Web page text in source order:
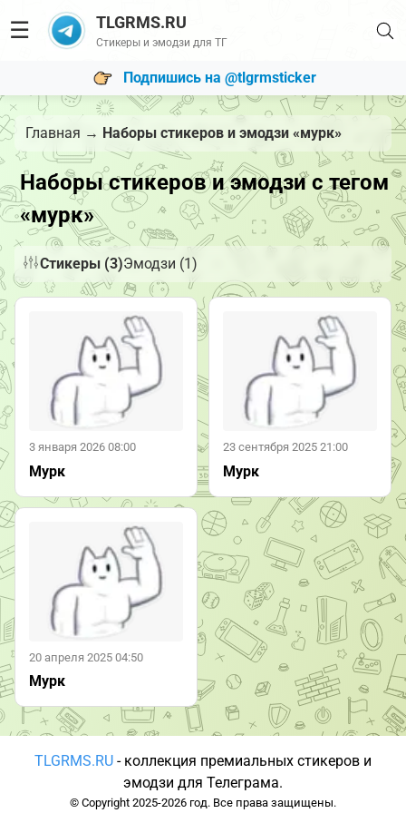
☰ TLGRMS.RU
Стикеры и эмодзи для ТГ
Подпишись на @tlgrmsticker
Главная → Наборы стикеров и эмодзи «мурк»
Наборы стикеров и эмодзи с тегом
«мурк»
Стикеры (3)Эмодзи (1)
3 января 2026 08:00
Мурк
23 сентября 2025 21:00
Мурк
20 апреля 2025 04:50
Мурк
TLGRMS.RU - коллекция премиальных стикеров и
эмодзи для Телеграма.
© Copyright 2025-2026 год. Все права защищены.